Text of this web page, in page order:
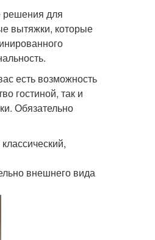
решения для
вытяжки, которые
есть возможность
гостиной, так и
Обязательно
внешнего вида